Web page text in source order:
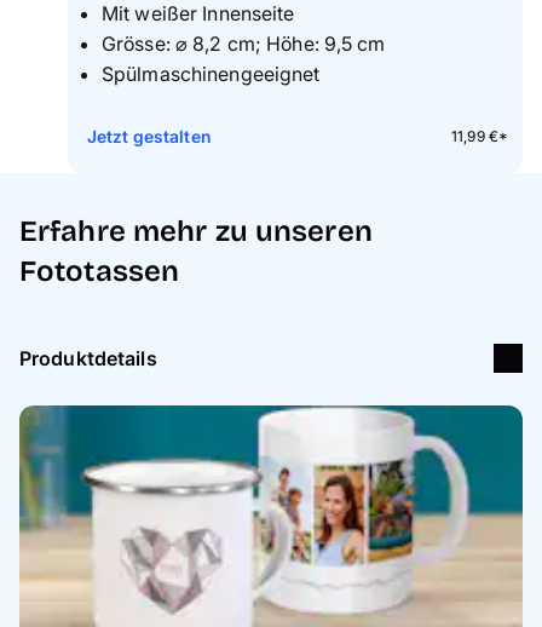
Mit weißer Innenseite
Grösse: ⌀ 8,2 cm; Höhe: 9,5 cm
Spülmaschinengeeignet
11,99 €*
Jetzt gestalten
Erfahre mehr zu unseren
Fototassen
Produktdetails